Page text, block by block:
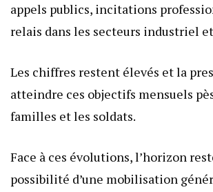
appels publics, incitations
relais dans les secteurs industriel
Les chiffres restent élevés et la
atteindre ces objectifs mensuels
familles et les soldats.
Face à ces évolutions, l’horizon
possibilité d’une mobilisation